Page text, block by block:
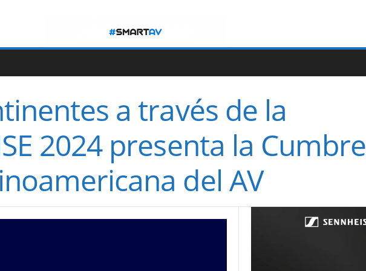
a través de la
2024 presenta la Cumbre
del AV